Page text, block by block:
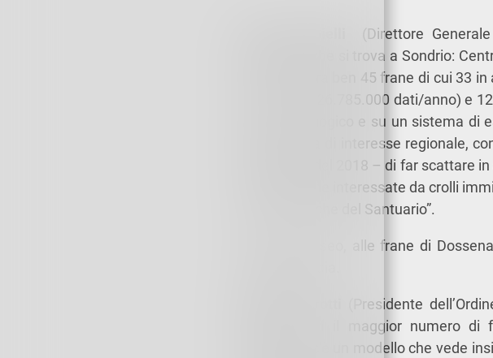
(Direttore
eccellenza che si trova a Sondrio:
Cas: monitora ben 45 frane di cui 33
un totale di: 26.785.000 dati/anno) e
livello tecnologico e su un sistema
aree di frana di interesse regionale,
nel maggio del 2018 – di far scattare
tempo le zone interessate da crolli
opere artistiche del Santuario”.
Dal Lago D’Iseo, alle frane di
(Presidente
province con il maggior numero
Lombardia c’è un modello che vede